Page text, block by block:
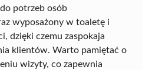
potrzeb osób
wyposażony w toaletę i
dzięki czemu zaspokaja
klientów. Warto pamiętać o
wizyty, co zapewnia